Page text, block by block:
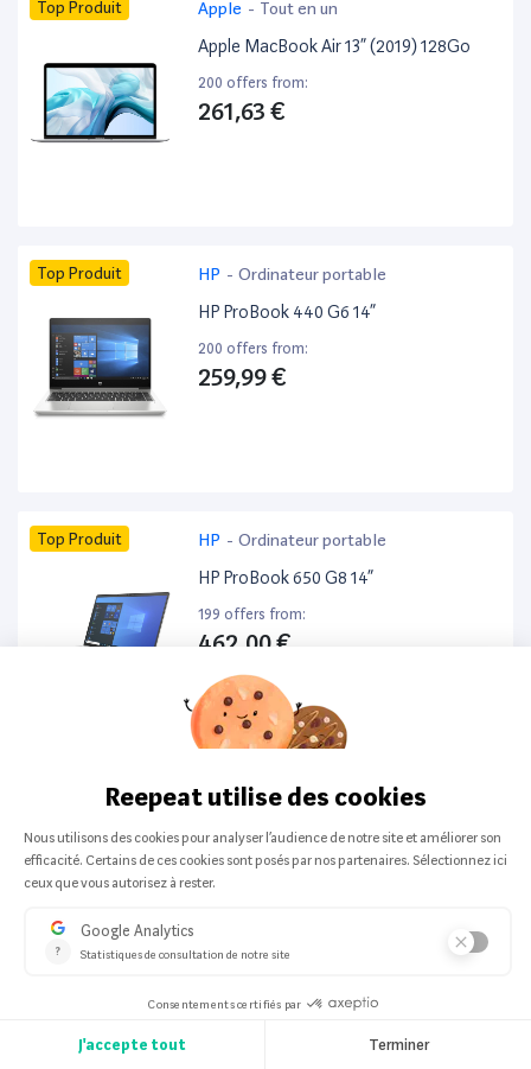
Top Produit Apple - Tout en un
Apple MacBook Air 13” (2019) 128Go
200 offers from:
261,63 €
Top Produit HP - Ordinateur portable
HP ProBook 440 G6 14”
200 offers from:
259,99 €
Top Produit HP - Ordinateur portable
HP ProBook 650 G8 14”
199 offers from:
462,00 €
Top Produit Apple- Smartphone
Apple iPhone 16 128Go
197 offers from: